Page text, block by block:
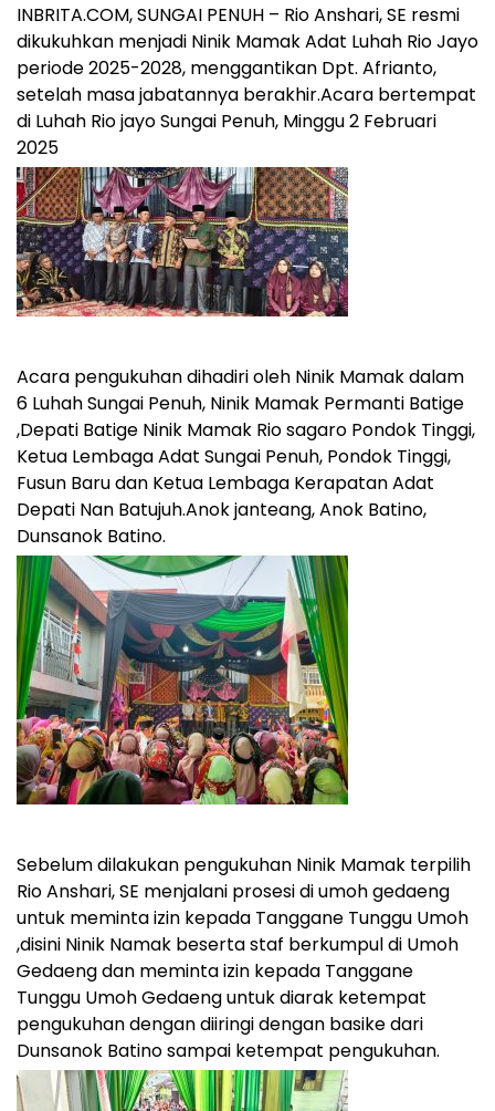
INBRITA.COM, SUNGAI PENUH – Rio Anshari, SE resmi
dikukuhkan menjadi Ninik Mamak Adat Luhah Rio Jayo
periode 2025-2028, menggantikan Dpt. Afrianto,
setelah masa jabatannya berakhir.Acara bertempat
di Luhah Rio jayo Sungai Penuh, Minggu 2 Februari
2025
Acara pengukuhan dihadiri oleh Ninik Mamak dalam
6 Luhah Sungai Penuh, Ninik Mamak Permanti Batige
,Depati Batige Ninik Mamak Rio sagaro Pondok Tinggi,
Ketua Lembaga Adat Sungai Penuh, Pondok Tinggi,
Fusun Baru dan Ketua Lembaga Kerapatan Adat
Depati Nan Batujuh.Anok janteang, Anok Batino,
Dunsanok Batino.
Sebelum dilakukan pengukuhan Ninik Mamak terpilih
Rio Anshari, SE menjalani prosesi di umoh gedaeng
untuk meminta izin kepada Tanggane Tunggu Umoh
,disini Ninik Namak beserta staf berkumpul di Umoh
Gedaeng dan meminta izin kepada Tanggane
Tunggu Umoh Gedaeng untuk diarak ketempat
pengukuhan dengan diiringi dengan basike dari
Dunsanok Batino sampai ketempat pengukuhan.